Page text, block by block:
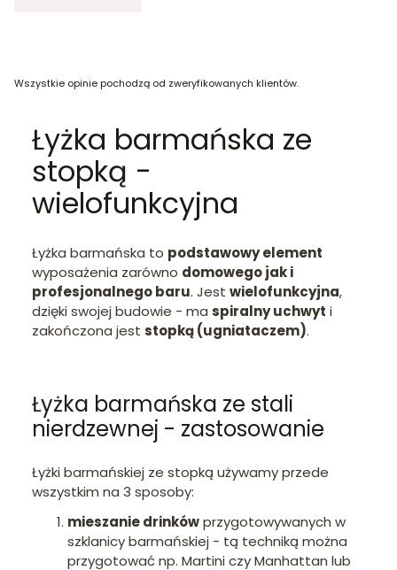
Wszystkie opinie pochodzą od zweryfikowanych klientów.
Łyżka barmańska ze
stopką -
wielofunkcyjna
Łyżka barmańska to podstawowy element
wyposażenia zarówno domowego jak i
profesjonalnego baru. Jest wielofunkcyjna,
dzięki swojej budowie - ma spiralny uchwyt i
zakończona jest stopką (ugniataczem).
Łyżka barmańska ze stali
nierdzewnej - zastosowanie
Łyżki barmańskiej ze stopką używamy przede
wszystkim na 3 sposoby:
mieszanie drinkówprzygotowywanych w
szklanicy barmańskiej - tą techniką można
przygotować np. Martini czy Manhattan lub